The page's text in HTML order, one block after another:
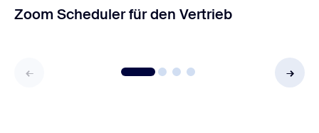
Zoom Scheduler für den Vertrieb